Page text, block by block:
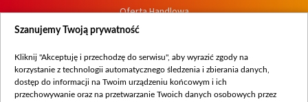
Oferta Handlowa
Dostępność
Procedura zgłoszeń wewnętrznych
Szanujemy Twoją prywatność
Kliknij "Akceptuję i przechodzę do serwisu", aby wyrazić zgody na
korzystanie z technologii automatycznego śledzenia i zbierania danych,
dostęp do informacji na Twoim urządzeniu końcowym i ich
przechowywanie oraz na przetwarzanie Twoich danych osobowych przez